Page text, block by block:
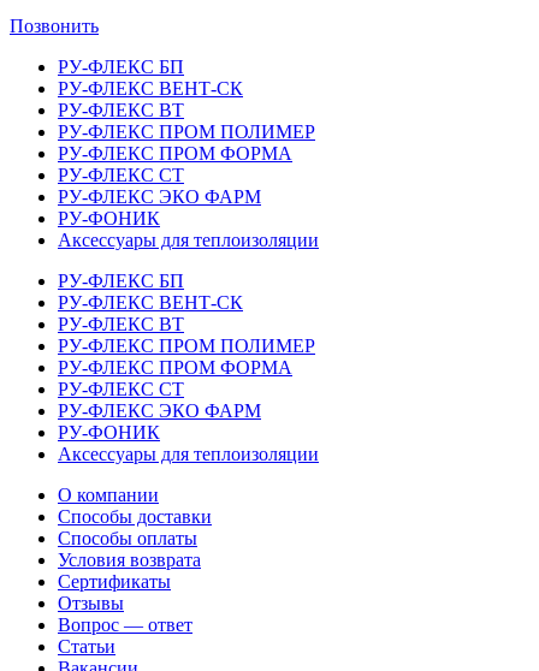
Позвонить
РУ-ФЛЕКС БП
РУ-ФЛЕКС ВЕНТ-СК
РУ-ФЛЕКС ВТ
РУ-ФЛЕКС ПРОМ ПОЛИМЕР
РУ-ФЛЕКС ПРОМ ФОРМА
РУ-ФЛЕКС СТ
РУ-ФЛЕКС ЭКО ФАРМ
РУ-ФОНИК
Аксессуары для теплоизоляции
РУ-ФЛЕКС БП
РУ-ФЛЕКС ВЕНТ-СК
РУ-ФЛЕКС ВТ
РУ-ФЛЕКС ПРОМ ПОЛИМЕР
РУ-ФЛЕКС ПРОМ ФОРМА
РУ-ФЛЕКС СТ
РУ-ФЛЕКС ЭКО ФАРМ
РУ-ФОНИК
Аксессуары для теплоизоляции
О компании
Способы доставки
Способы оплаты
Условия возврата
Сертификаты
Отзывы
Вопрос — ответ
Статьи